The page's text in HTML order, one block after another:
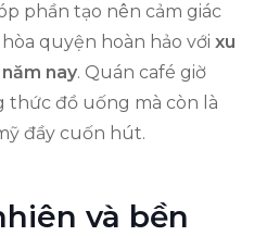
phần tạo nên cảm giác
quyện hoàn hảo với xu
nay. Quán café giờ
thức đồ uống mà còn là
đầy cuốn hút.
và bền